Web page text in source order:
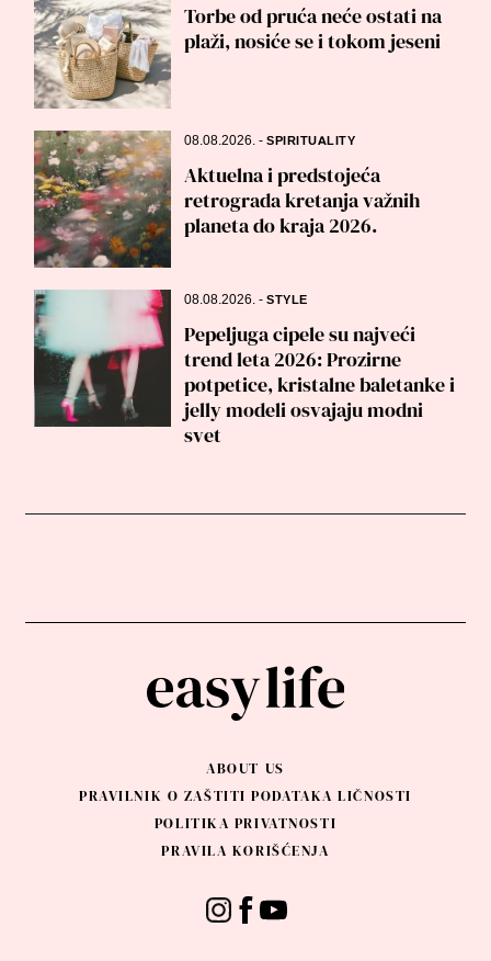
Torbe od pruća neće ostati na
plaži, nosiće se i tokom jeseni
08.08.2026.-SPIRITUALITY
Aktuelna i predstojeća
retrograda kretanja važnih
planeta do kraja 2026.
08.08.2026.-STYLE
Pepeljuga cipele su najveći
trend leta 2026: Prozirne
potpetice, kristalne baletanke i
jelly modeli osvajaju modni
svet
ABOUT US
PRAVILNIK O ZAŠTITI PODATAKA LIČNOSTI
POLITIKA PRIVATNOSTI
PRAVILA KORIŠĆENJA